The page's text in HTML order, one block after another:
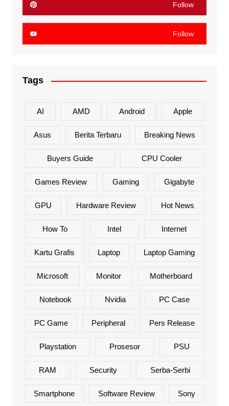
Follow
Follow
Tags
AI AMD Android Apple
Asus Berita Terbaru Breaking News
Buyers Guide CPU Cooler
Games Review Gaming Gigabyte
GPU Hardware Review Hot News
How To Intel Internet
Kartu Grafis Laptop Laptop Gaming
Microsoft Monitor Motherboard
Notebook Nvidia PC Case
PC Game Peripheral Pers Release
Playstation Prosesor PSU
RAM Security Serba-Serbi
Smartphone Software Review Sony